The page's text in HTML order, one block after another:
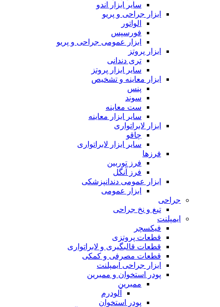
سایر ابزار اندو
ابزار جراحی و پریو
الواتور
فورسپس
ابزار عمومی جراحی و پریو
ابزار پروتز
تری دندانی
سایر ابزار پروتز
ابزار معاینه و تشخیص
پنس
سوند
ست معاینه
سایر ابزار معاینه
ابزار لابراتواری
چاقو
سایر ابزار لابراتواری
فرزها
فرز توربین
فرز آنگل
ابزار عمومی دندانپزشکی
ابزار عمومی
جراحی
تیغ و نخ جراحی
ایمپلنت
فیکسچر
قطعات پروتزی
قطعات قالبگیری و لابراتواری
قطعات مصرفی و کمکی
ابزار جراحی ایمپلنت
پودر استخوان و ممبرین
ممبرین
آلودرم
پودر استخوان